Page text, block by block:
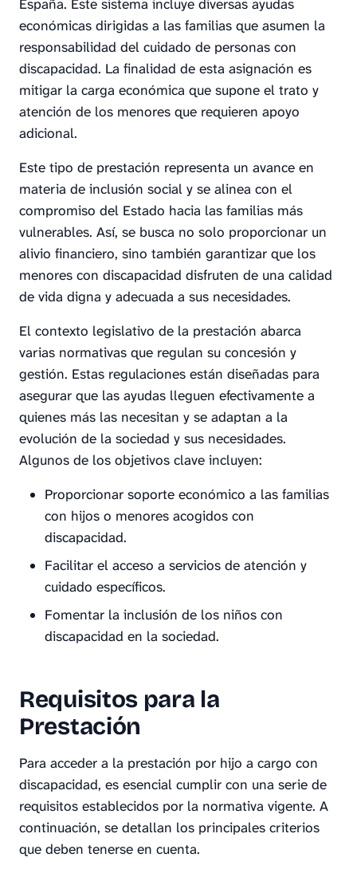
España. Este sistema incluye diversas ayudas
económicas dirigidas a las familias que asumen la
responsabilidad del cuidado de personas con
discapacidad. La finalidad de esta asignación es
mitigar la carga económica que supone el trato y
atención de los menores que requieren apoyo
adicional.
Este tipo de prestación representa un avance en
materia de inclusión social y se alinea con el
compromiso del Estado hacia las familias más
vulnerables. Así, se busca no solo proporcionar un
alivio financiero, sino también garantizar que los
menores con discapacidad disfruten de una calidad
de vida digna y adecuada a sus necesidades.
El contexto legislativo de la prestación abarca
varias normativas que regulan su concesión y
gestión. Estas regulaciones están diseñadas para
asegurar que las ayudas lleguen efectivamente a
quienes más las necesitan y se adaptan a la
evolución de la sociedad y sus necesidades.
Algunos de los objetivos clave incluyen:
Proporcionar soporte económico a las familias
con hijos o menores acogidos con
discapacidad.
Facilitar el acceso a servicios de atención y
cuidado específicos.
Fomentar la inclusión de los niños con
discapacidad en la sociedad.
Requisitos para la
Prestación
Para acceder a la prestación por hijo a cargo con
discapacidad, es esencial cumplir con una serie de
requisitos establecidos por la normativa vigente. A
continuación, se detallan los principales criterios
que deben tenerse en cuenta.